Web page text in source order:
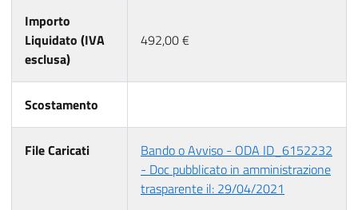
Importo
Liquidato (IVA
esclusa)
492,00 €
Scostamento
File Caricati
Bando o Avviso - ODA ID_6152232
- Doc pubblicato in amministrazione
trasparente il: 29/04/2021